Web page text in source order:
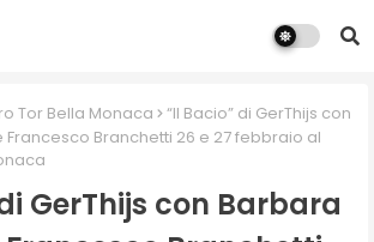
Tor Bella Monaca
“Il Bacio” di GerThijs con
Francesco Branchetti 26 e 27 febbraio al
GerThijs con Barbara